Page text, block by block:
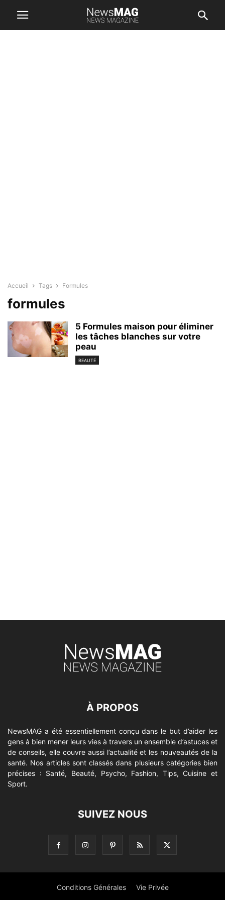
Accueil Tags Formules
formules
5 Formules maison pour éliminer
les tâches blanches sur votre
peau
BEAUTÉ
À PROPOS
NewsMAG a été essentiellement conçu dans le but d’aider les
gens à bien mener leurs vies à travers un ensemble d’astuces et
de conseils, elle couvre aussi l’actualité et les nouveautés de la
santé. Nos articles sont classés dans plusieurs catégories bien
précises : Santé, Beauté, Psycho, Fashion, Tips, Cuisine et
Sport.
SUIVEZ NOUS
Conditions Générales Vie Privée